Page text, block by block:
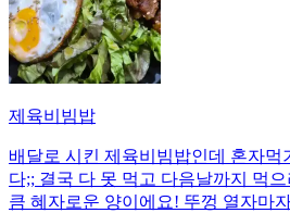
제육비빔밥
배달로 시킨 제육비빔밥인데 혼자먹
다;; 결국 다 못 먹고 다음날까지 먹
큼 혜자로운 양이에요! 뚜껑 열자마